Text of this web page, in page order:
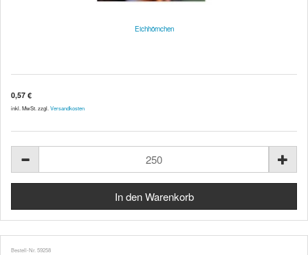
Eichhörnchen
0,57 €
inkl. MwSt. zzgl. Versandkosten
Bestell-Nr. 59258